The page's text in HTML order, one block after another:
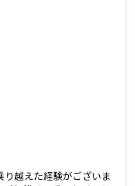
越えた経験がございま